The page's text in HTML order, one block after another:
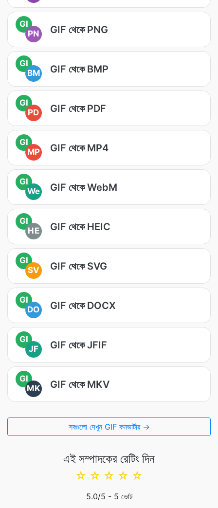
GI
PN
GIF থেকে PNG
GI
BM
GIF থেকে BMP
GI
PD
GIF থেকে PDF
GI
MP
GIF থেকে MP4
GI
We
GIF থেকে WebM
GI
HE
GIF থেকে HEIC
GI
SV
GIF থেকে SVG
GI
DO
GIF থেকে DOCX
GI
JF
GIF থেকে JFIF
GI
MK
GIF থেকে MKV
সবগুলো দেখুন GIF কনভার্টার →
এই সম্পাদকের রেটিং দিন
☆
☆
☆
☆
☆
5.0/5 - 5 ভোট